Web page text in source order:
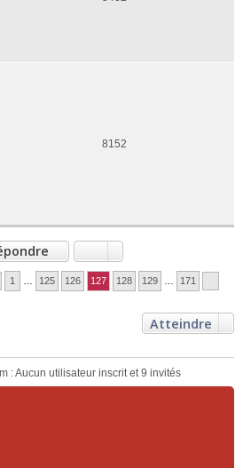
8152
1 125 126 127 128 129 171
Atteindre
: Aucun utilisateur inscrit et 9 invités